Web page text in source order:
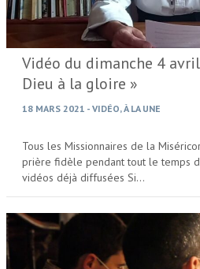
Vidéo du dimanche 4
Dieu à la gloire »
18 MARS 2021 - VIDÉO,À LA UNE
Tous les Missionnaires de la
prière fidèle pendant tout le temps
vidéos déjà diffusées Si…